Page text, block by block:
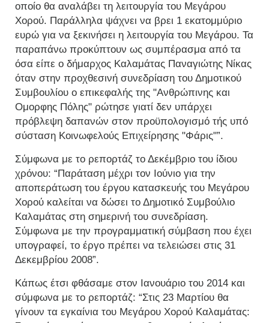
οποίο θα αναλάβει τη λειτουργία του Μεγάρου
Χορού. Παράλληλα ψάχνει να βρει 1 εκατομμύριο
ευρώ για να ξεκινήσει η λειτουργία του Μεγάρου. Τα
παραπάνω προκύπτουν ως συμπέρασμα από τα
όσα είπε ο δήμαρχος Καλαμάτας Παναγιώτης Νίκας
όταν στην προχθεσινή συνεδρίαση του Δημοτικού
Συμβουλίου ο επικεφαλής της "Ανθρώπινης και
Ομορφης Πόλης" ρώτησε γιατί δεν υπάρχει
πρόβλεψη δαπανών στον προϋπολογισμό τής υπό
σύσταση Κοινωφελούς Επιχείρησης "Φάρις"”.
Σύμφωνα με το ρεπορτάζ το Δεκέμβριο του ίδιου
χρόνου: “Παράταση μέχρι τον Ιούνιο για την
αποπεράτωση του έργου κατασκευής του Μεγάρου
Χορού καλείται να δώσει το Δημοτικό Συμβούλιο
Καλαμάτας στη σημερινή του συνεδρίαση.
Σύμφωνα με την προγραμματική σύμβαση που έχει
υπογραφεί, το έργο πρέπει να τελειώσει στις 31
Δεκεμβρίου 2008”.
Κάπως έτσι φθάσαμε στον Ιανουάριο του 2014 και
σύμφωνα με το ρεπορτάζ: “Στις 23 Μαρτίου θα
γίνουν τα εγκαίνια του Μεγάρου Χορού Καλαμάτας: